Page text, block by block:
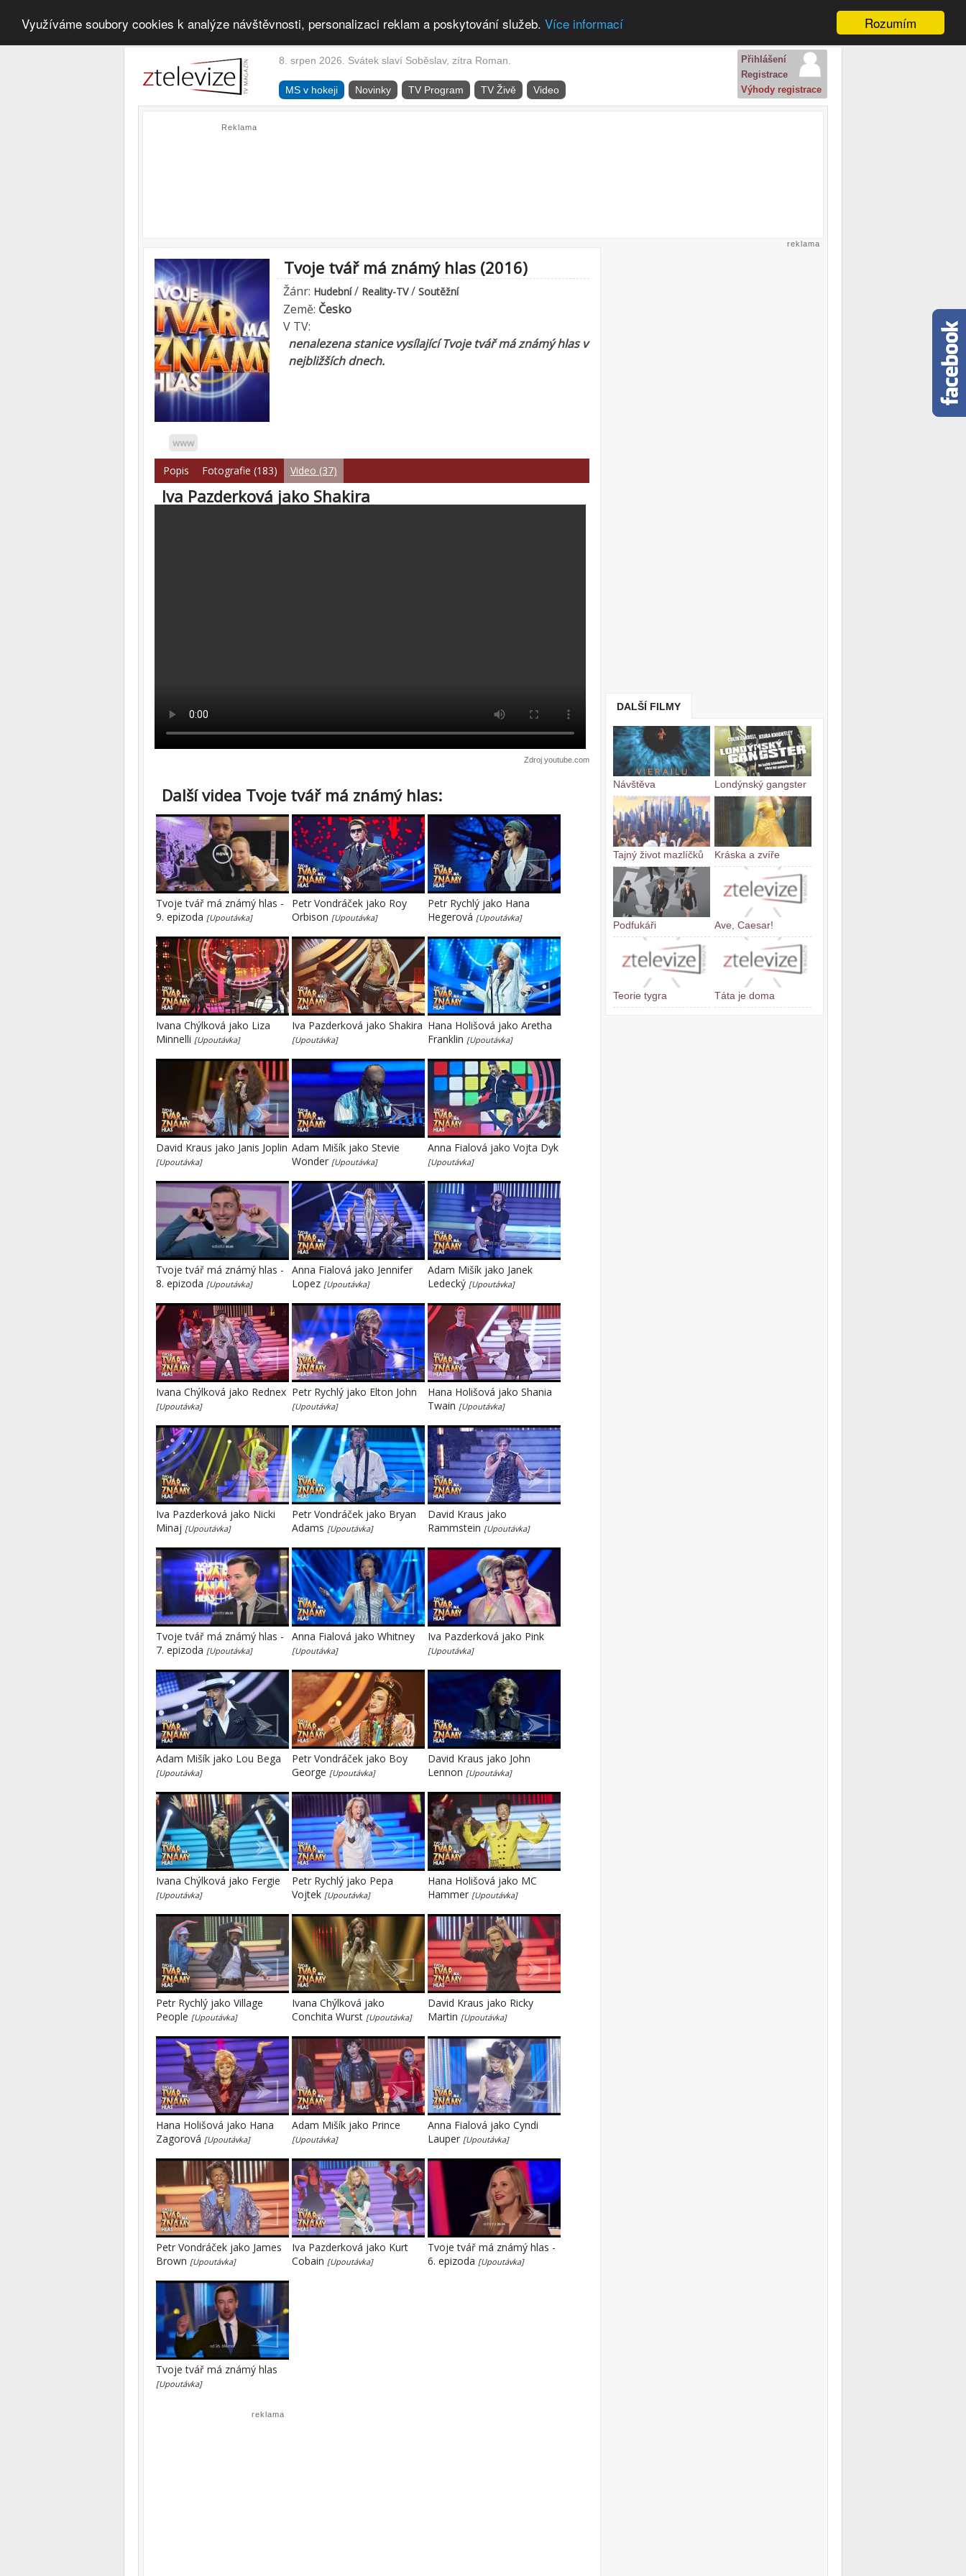
Rozumím
Využíváme soubory cookies k analýze návštěvnosti, personalizaci reklam a poskytování služeb. Více informací
8. srpen 2026. Svátek slaví Soběslav, zítra Roman.
MS v hokeji Novinky TV Program TV Živě Video
Přihlášení
Registrace
Výhody registrace
Reklama
reklama
DALŠÍ FILMY
Návštěva Londýnský gangster
Tajný život mazlíčků Kráska a zvíře
Podfukáři Ave, Caesar!
Teorie tygra Táta je doma
www
Tvoje tvář má známý hlas (2016)
Žánr: Hudební/ Reality-TV/ Soutěžní
Země: Česko
V TV:
nenalezena stanice vysílající Tvoje tvář má známý hlas v
nejbližších dnech.
Popis Fotografie (183) Video (37)
Iva Pazderková jako Shakira
Zdroj youtube.com
Další videa Tvoje tvář má známý hlas:
Tvoje tvář má známý hlas -
9. epizoda [Upoutávka]
Petr Vondráček jako Roy
Orbison [Upoutávka]
Petr Rychlý jako Hana
Hegerová [Upoutávka]
Ivana Chýlková jako Liza
Minnelli [Upoutávka]
Iva Pazderková jako Shakira
[Upoutávka]
Hana Holišová jako Aretha
Franklin [Upoutávka]
David Kraus jako Janis Joplin
[Upoutávka]
Adam Mišík jako Stevie
Wonder [Upoutávka]
Anna Fialová jako Vojta Dyk
[Upoutávka]
Tvoje tvář má známý hlas -
8. epizoda [Upoutávka]
Anna Fialová jako Jennifer
Lopez [Upoutávka]
Adam Mišík jako Janek
Ledecký [Upoutávka]
Ivana Chýlková jako Rednex
[Upoutávka]
Petr Rychlý jako Elton John
[Upoutávka]
Hana Holišová jako Shania
Twain [Upoutávka]
Iva Pazderková jako Nicki
Minaj [Upoutávka]
Petr Vondráček jako Bryan
Adams [Upoutávka]
David Kraus jako
Rammstein [Upoutávka]
Tvoje tvář má známý hlas -
7. epizoda [Upoutávka]
Anna Fialová jako Whitney
[Upoutávka]
Iva Pazderková jako Pink
[Upoutávka]
Adam Mišík jako Lou Bega
[Upoutávka]
Petr Vondráček jako Boy
George [Upoutávka]
David Kraus jako John
Lennon [Upoutávka]
Ivana Chýlková jako Fergie
[Upoutávka]
Petr Rychlý jako Pepa
Vojtek [Upoutávka]
Hana Holišová jako MC
Hammer [Upoutávka]
Petr Rychlý jako Village
People [Upoutávka]
Ivana Chýlková jako
Conchita Wurst [Upoutávka]
David Kraus jako Ricky
Martin [Upoutávka]
Hana Holišová jako Hana
Zagorová [Upoutávka]
Adam Mišík jako Prince
[Upoutávka]
Anna Fialová jako Cyndi
Lauper [Upoutávka]
Petr Vondráček jako James
Brown [Upoutávka]
Iva Pazderková jako Kurt
Cobain [Upoutávka]
Tvoje tvář má známý hlas -
6. epizoda [Upoutávka]
Tvoje tvář má známý hlas
[Upoutávka]
reklama